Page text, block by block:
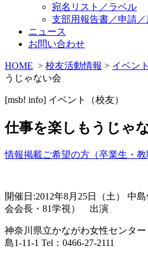
宛名リスト／ラベル
支部用報告書／申請／
ニュース
お問い合わせ
HOME > 校友活動情報 > イベン
うじゃない会
[msb! info] イベント（校友）
仕事を楽しもうじゃ
情報掲載ご希望の方（卒業生・
開催日:2012年8月25日（土） 中
会会長・81学視） 出演
神奈川県立かながわ女性センタ
島1-11-1 Tel：0466-27-2111